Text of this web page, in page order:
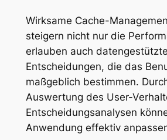
Wirksame Cache-
steigern nicht nur die
erlauben auch datengestützte
Entscheidungen, die das
maßgeblich bestimmen.
Auswertung des User-
Entscheidungsanalysen
Anwendung effektiv